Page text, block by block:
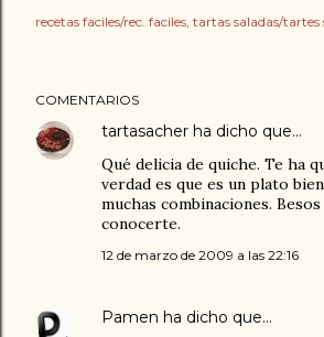
recetas faciles/rec. faciles tartas saladas/tartes
COMENTARIOS
tartasacher ha dicho que…
Qué delicia de quiche. Te ha
verdad es que es un plato
muchas combinaciones.
conocerte.
12 de marzo de 2009 a las 22:16
Pamen ha dicho que…